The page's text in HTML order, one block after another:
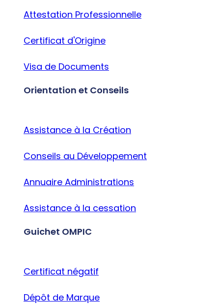
Attestation Professionnelle
Certificat d'Origine
Visa de Documents
Orientation et Conseils
Assistance à la Création
Conseils au Développement
Annuaire Administrations
Assistance à la cessation
Guichet OMPIC
Certificat négatif
Dépôt de Marque